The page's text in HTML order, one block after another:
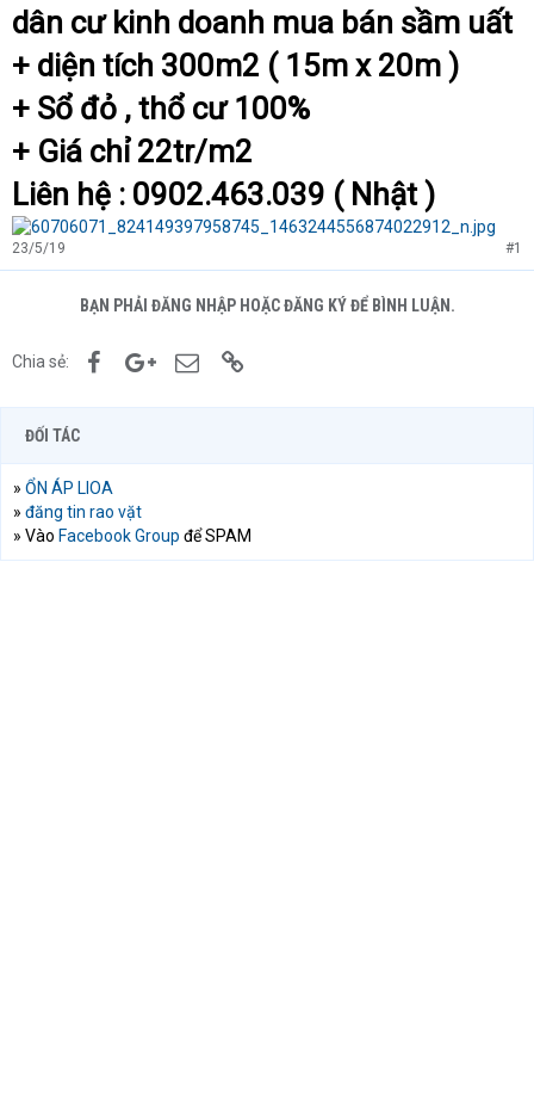
dân cư kinh doanh mua bán sầm uất
+ diện tích 300m2 ( 15m x 20m )
+ Sổ đỏ , thổ cư 100%
+ Giá chỉ 22tr/m2
Liên hệ : 0902.463.039 ( Nhật )
23/5/19 #1
BẠN PHẢI ĐĂNG NHẬP HOẶC ĐĂNG KÝ ĐỂ BÌNH LUẬN.
Chia sẻ: FacebookGoogle+Email
ĐỐI TÁC
» ỔN ÁP LIOA
» đăng tin rao vặt
» Vào Facebook Group để SPAM